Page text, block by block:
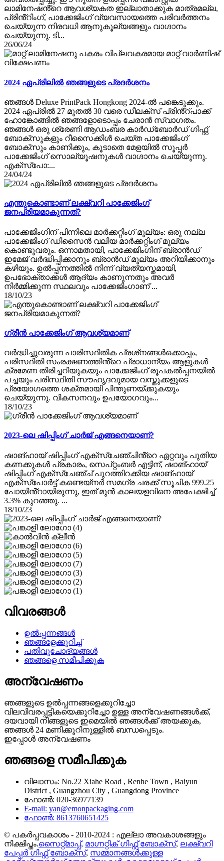
ലാമിനേഷൻ്റെ ആവശ്യകത ഇല്ലാതാക്കുക മാത്രമല്ല,
പ്രിൻ്റിംഗ്, പാക്കേജിംഗ് വ്യവസായത്തെ പരിവർത്തനം
ചെയ്യുന്ന നിരവധി ആനുകൂല്യങ്ങളും വാഗ്ദാനം
ചെയ്യുന്നു. ടി...
26/06/24
2024 ഏപ്രിലിൽ ഞങ്ങളുടെ പ്രദർശനം
ഞങ്ങൾ Deluxe PrintPack Hongkong 2024-ൽ പങ്കെടുക്കും.
2024 ഏപ്രിൽ 27 മുതൽ 30 വരെ ഡീലക്സ് പ്രിൻ്റ്പാക്ക്
ഹോങ്കോങ്ങിൽ ഞങ്ങളോടൊപ്പം ചേരാൻ സ്വാഗതം.
ഞങ്ങൾ ഒരു ശ്രേണി ആഡംബര കാർഡ്ബോർഡ് ഗിഫ്റ്റ്
ബോക്സുകളും റീസൈക്കിൾ ചെയ്ത പാക്കേജിംഗ്
ബോക്സും കാണിക്കും, കൂടാതെ മേളയിൽ സൂപ്പർ
പാക്കേജിംഗ് സൊല്യൂഷനുകൾ വാഗ്ദാനം ചെയ്യുന്നു.
എക്സ്പോ:...
24/04/24
എന്തുകൊണ്ടാണ് ലക്ഷ്വറി പാക്കേജിംഗ്
ജനപ്രിയമാകുന്നത്?
പാക്കേജിംഗിന് പിന്നിലെ മാർക്കറ്റിംഗ് മൂല്യം: ഒരു നല്ല
പാക്കേജിംഗ് ഡിസൈൻ വലിയ മാർക്കറ്റിംഗ് മൂല്യം
കൊണ്ടുവരും. ഒന്നാമതായി, പാക്കേജിംഗിന് ബ്രാൻഡ്
ഇമേജ് വർദ്ധിപ്പിക്കാനും ബ്രാൻഡ് മൂല്യം അറിയിക്കാനും
കഴിയും. ഉൽപ്പന്നത്തിൽ നിന്ന് വ്യത്യസ്തമായി,
ഉപഭോക്താക്കൾ ആദ്യം കാണുന്നതും അവർ
നിർമ്മിക്കുന്ന സ്ഥലവും പാക്കേജിംഗാണ് ...
18/10/23
ഗ്രീൻ പാക്കേജിംഗ് ആവശ്യമാണ്
വർദ്ധിച്ചുവരുന്ന പാരിസ്ഥിതിക പ്രശ്‌നങ്ങൾക്കൊപ്പം,
പരിസ്ഥിതി സംരക്ഷണത്തിൻ്റെ പ്രാധാന്യം ആളുകൾ
ക്രമേണ തിരിച്ചറിയുകയും പാക്കേജിംഗ് രൂപകൽപ്പനയിൽ
പച്ചയും പരിസ്ഥിതി സൗഹൃദവുമായ വസ്തുക്കളുടെ
പ്രയോഗത്തെ ശക്തമായി പിന്തുണയ്ക്കുകയും
ചെയ്യുന്നു. വികസനവും ഉപയോഗവും...
18/10/23
2023-ലെ ഷിപ്പിംഗ് ചാർജ് എങ്ങനെയാണ്?
ഷാങ്ഹായ് ഷിപ്പിംഗ് എക്‌സ്‌ചേഞ്ചിൻ്റെ ഏറ്റവും പുതിയ
കണക്കുകൾ പ്രകാരം, സെപ്റ്റംബർ എട്ടിന്, ഷാങ്ഹായ്
ഷിപ്പിംഗ് എക്‌സ്‌ചേഞ്ച് പുറത്തിറക്കിയ ഷാങ്ഹായ്
എക്‌സ്‌പോർട്ട് കണ്ടെയ്‌നർ സമഗ്ര ചരക്ക് സൂചിക 999.25
പോയിൻ്റായിരുന്നു, ഇത് മുൻ കാലയളവിനെ അപേക്ഷിച്ച്
3.3% കുറഞ്ഞു. ...
18/10/23
വിവരങ്ങൾ
ഉൽപ്പന്നങ്ങൾ
ഞങ്ങളേക്കുറിച്ച്
പതിവുചോദ്യങ്ങൾ
ഞങ്ങളെ സമീപിക്കുക
അന്വേഷണം
ഞങ്ങളുടെ ഉൽപ്പന്നങ്ങളെക്കുറിച്ചോ
വിലവിവരപ്പട്ടികയെക്കുറിച്ചോ ഉള്ള അന്വേഷണങ്ങൾക്ക്,
ദയവായി നിങ്ങളുടെ ഇമെയിൽ ഞങ്ങൾക്ക് അയക്കുക,
ഞങ്ങൾ 24 മണിക്കൂറിനുള്ളിൽ ബന്ധപ്പെടും.
ഇപ്പോൾ അന്വേഷണം
ഞങ്ങളെ സമീപിക്കുക
വിലാസം: No.22 Xiahe Road , Renhe Town , Baiyun
District , Guangzhou City , Guangdong Province
ഫോൺ: 020-36977139
E-mail: yan@emonpackaging.com
ഫോൺ: 8613760651425
© പകർപ്പവകാശം - 2010-2024 : എല്ലാ അവകാശങ്ങളും
നിക്ഷിപ്തം.സൈറ്റ്മാപ്പ്, മാഗ്നറ്റിക് ഗിഫ്റ്റ് ബോക്സ്, ലക്ഷ്വറി
പേപ്പർ ഗിഫ്റ്റ് ബോക്സ്, സമ്മാനങ്ങൾക്കുള്ള